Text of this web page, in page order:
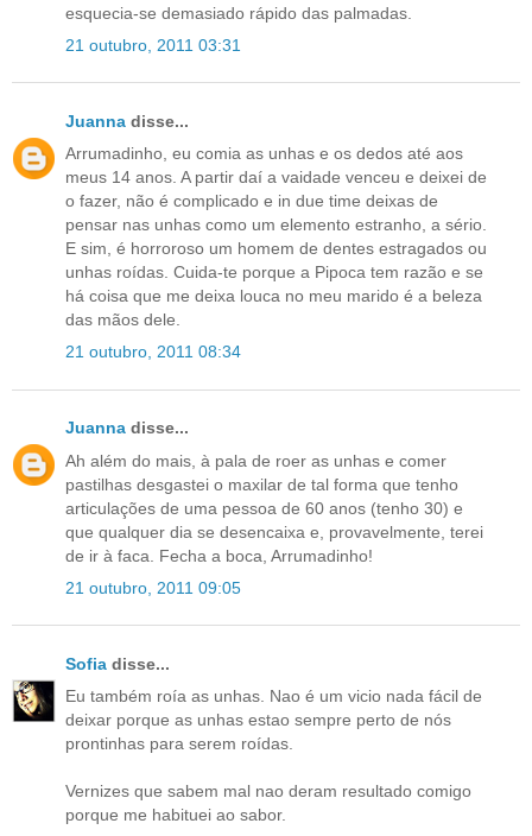
esquecia-se demasiado rápido das palmadas.
21 outubro, 2011 03:31
Juanna disse...
Arrumadinho, eu comia as unhas e os dedos até aos
meus 14 anos. A partir daí a vaidade venceu e deixei de
o fazer, não é complicado e in due time deixas de
pensar nas unhas como um elemento estranho, a sério.
E sim, é horroroso um homem de dentes estragados ou
unhas roídas. Cuida-te porque a Pipoca tem razão e se
há coisa que me deixa louca no meu marido é a beleza
das mãos dele.
21 outubro, 2011 08:34
Juanna disse...
Ah além do mais, à pala de roer as unhas e comer
pastilhas desgastei o maxilar de tal forma que tenho
articulações de uma pessoa de 60 anos (tenho 30) e
que qualquer dia se desencaixa e, provavelmente, terei
de ir à faca. Fecha a boca, Arrumadinho!
21 outubro, 2011 09:05
Sofia disse...
Eu também roía as unhas. Nao é um vicio nada fácil de
deixar porque as unhas estao sempre perto de nós
prontinhas para serem roídas.
Vernizes que sabem mal nao deram resultado comigo
porque me habituei ao sabor.